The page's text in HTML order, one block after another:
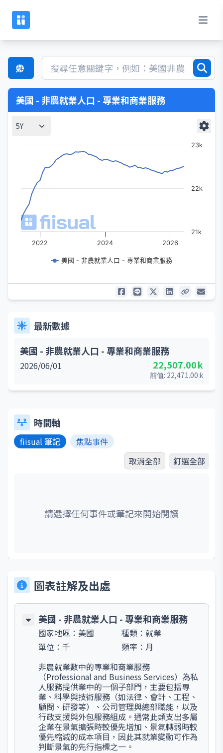
美國 - 非農就業人口 - 專業和商業服務
5Y
美國 - 非農就業人口 - 專業和商業服務
2022 2024 2026
21k
22k
23k
最新數據
美國 - 非農就業人口 - 專業和商業服務
2026/06/01 22,507.00k
前值: 22,471.00 k
時間軸
fiisual 筆記
焦點事件
取消全部
釘選全部
請選擇任何事件或筆記來開始閱讀
圖表註解及出處
美國 - 非農就業人口 - 專業和商業服務
國家地區： 美國 種類： 就業
單位： 千 頻率： 月
非農就業數中的專業和商業服務
（Professional and Business Services）為私
人服務提供業中的一個子部門，主要包括專
業、科學與技術服務（如法律、會計、工程、
顧問、研發等）、公司管理與總部職能，以及
行政支援與外包服務組成。通常此類支出多屬
企業在景氣擴張時較優先增加、景氣轉弱時較
優先縮減的成本項目，因此其就業變動可作為
判斷景氣的先行指標之一。